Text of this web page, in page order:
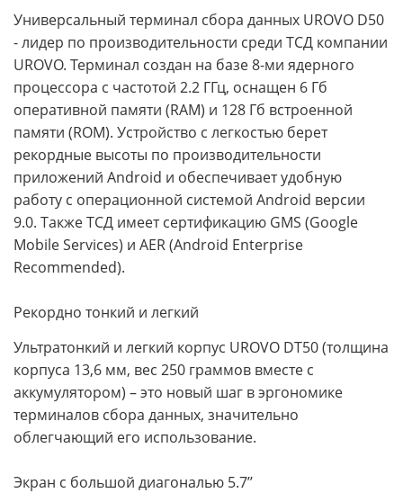
Универсальный терминал сбора данных UROVO D50
- лидер по производительности среди ТСД компании
UROVO. Терминал создан на базе 8-ми ядерного
процессора с частотой 2.2 ГГц, оснащен 6 Гб
оперативной памяти (RAM) и 128 Гб встроенной
памяти (ROM). Устройство с легкостью берет
рекордные высоты по производительности
приложений Android и обеспечивает удобную
работу с операционной системой Android версии
9.0. Также ТСД имеет сертификацию GMS (Google
Mobile Services) и AER (Android Enterprise
Recommended).
Рекордно тонкий и легкий
Ультратонкий и легкий корпус UROVO DT50 (толщина
корпуса 13,6 мм, вес 250 граммов вместе с
аккумулятором) – это новый шаг в эргономике
терминалов сбора данных, значительно
облегчающий его использование.
Экран с большой диагональю 5.7’’